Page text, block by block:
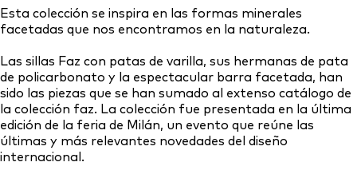
Esta colección se inspira en las formas minerales
facetadas que nos encontramos en la naturaleza.
Las sillas Faz con patas de varilla, sus hermanas de pata
de policarbonato y la espectacular barra facetada, han
sido las piezas que se han sumado al extenso catálogo de
la colección faz. La colección fue presentada en la última
edición de la feria de Milán, un evento que reúne las
últimas y más relevantes novedades del diseño
internacional.